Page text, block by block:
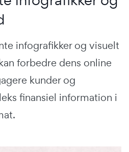
infografikker og visuelt
forbedre dens online
kunder og
finansiel information i